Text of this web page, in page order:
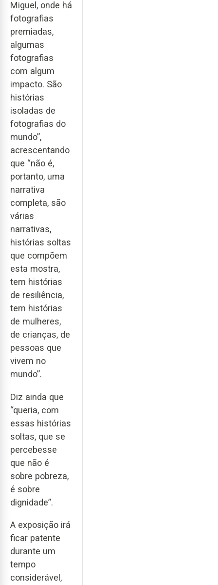
Miguel, onde há
fotografias
premiadas,
algumas
fotografias
com algum
impacto. São
histórias
isoladas de
fotografias do
mundo”,
acrescentando
que “não é,
portanto, uma
narrativa
completa, são
várias
narrativas,
histórias soltas
que compõem
esta mostra,
tem histórias
de resiliência,
tem histórias
de mulheres,
de crianças, de
pessoas que
vivem no
mundo”.
Diz ainda que
“queria, com
essas histórias
soltas, que se
percebesse
que não é
sobre pobreza,
é sobre
dignidade”.
A exposição irá
ficar patente
durante um
tempo
considerável,